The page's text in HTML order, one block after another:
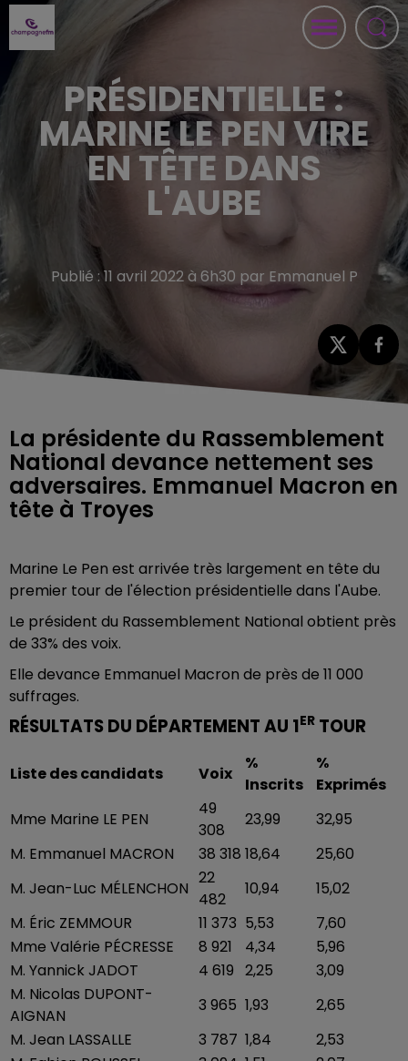
PRÉSIDENTIELLE :
MARINE LE PEN VIRE
EN TÊTE DANS
L'AUBE
Publié : 11 avril 2022 à 6h30 par Emmanuel P
La présidente du Rassemblement
National devance nettement ses
adversaires. Emmanuel Macron en
tête à Troyes
Marine Le Pen est arrivée très largement en tête du
premier tour de l'élection présidentielle dans l'Aube.
Le président du Rassemblement National obtient près
de 33% des voix.
Elle devance Emmanuel Macron de près de 11 000
suffrages.
RÉSULTATS DU DÉPARTEMENT AU 1ER TOUR
Liste des candidats Voix
%
Inscrits
%
Exprimés
Mme Marine LE PEN
49
308
23,99
32,95
M. Emmanuel MACRON
38 318 18,64
25,60
M. Jean-Luc MÉLENCHON
22
482
10,94
15,02
M. Éric ZEMMOUR
11 373 5,53
7,60
Mme Valérie PÉCRESSE
8 921 4,34
5,96
M. Yannick JADOT
4 619 2,25
3,09
M. Nicolas DUPONT-
AIGNAN
3 965 1,93
2,65
M. Jean LASSALLE
3 787 1,84
2,53